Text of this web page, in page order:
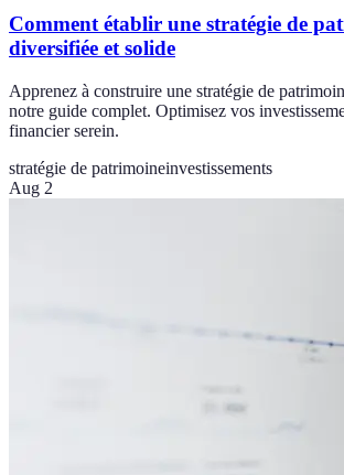
Comment établir une stratégie de
diversifiée et solide
Apprenez à construire une stratégie de
notre guide complet. Optimisez vos
financier serein.
stratégie de patrimoineinvestissements
Aug 2